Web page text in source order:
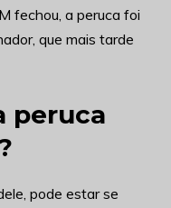
fechou, a peruca foi
que mais tarde
peruca
pode estar se